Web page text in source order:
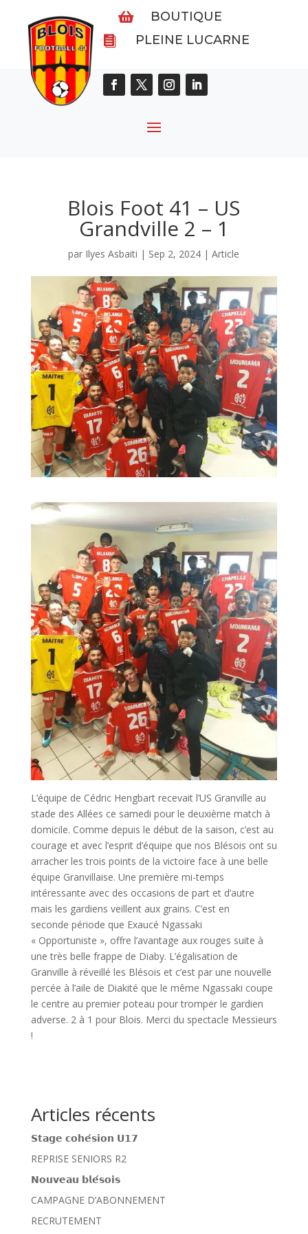
 BOUTIQUE
 PLEINE LUCARNE
Blois Foot 41 – US
Grandville 2 – 1
par Ilyes Asbaiti | Sep 2, 2024 |Article
L’équipe de Cédric Hengbart recevait l’US Granville au
stade des Allées ce samedi pour le deuxième match à
domicile. Comme depuis le début de la saison, c’est au
courage et avec l’esprit d’équipe que nos Blésois ont su
arracher les trois points de la victoire face à une belle
équipe Granvillaise. Une première mi-temps
intéressante avec des occasions de part et d’autre
mais les gardiens veillent aux grains. C’est en
seconde période que Exaucé Ngassaki
« Opportuniste », offre l’avantage aux rouges suite à
une très belle frappe de Diaby. L’égalisation de
Granville à réveillé les Blésois et c’est par une nouvelle
percée à l’aile de Diakité que le même Ngassaki coupe
le centre au premier poteau pour tromper le gardien
adverse. 2 à 1 pour Blois. Merci du spectacle Messieurs
!
Articles récents
𝗦𝘁𝗮𝗴𝗲 𝗰𝗼𝗵𝗲́𝘀𝗶𝗼𝗻 𝗨𝟭𝟳
REPRISE SENIORS R2
𝗡𝗼𝘂𝘃𝗲𝗮𝘂 𝗯𝗹𝗲́𝘀𝗼𝗶𝘀
CAMPAGNE D’ABONNEMENT
RECRUTEMENT